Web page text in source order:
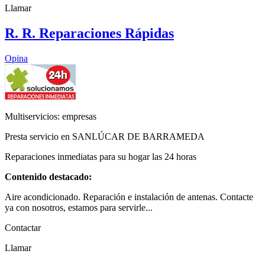
Llamar
R. R. Reparaciones Rápidas
Opina
Multiservicios: empresas
Presta servicio en SANLÚCAR DE BARRAMEDA
Reparaciones inmediatas para su hogar las 24 horas
Contenido destacado:
Aire acondicionado. Reparación e instalación de antenas. Contacte
ya con nosotros, estamos para servirle...
Contactar
Llamar